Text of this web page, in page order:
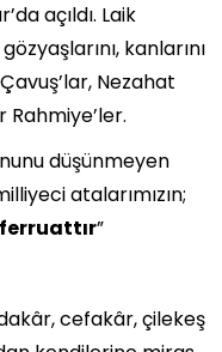
açıldı. Laik
kanlarını
Nezahat
Rahmiye’ler.
düşünmeyen
atalarımızın;
”
cefakâr, çilekeş